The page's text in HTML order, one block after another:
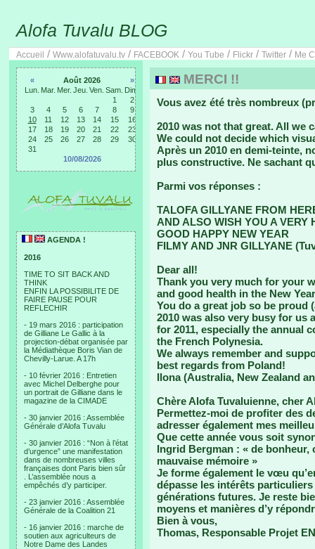
Alofa Tuvalu BLOG
Accueil / Www.alofatuvalu.tv / FACEBOOK / You Tube / Flickr / Twitter / Me
« Août 2026
»
Lun. Mar. Mer. Jeu. Ven. Sam. Dim.
1
2
3
4 5 6 7 8
9
10
11 12 13 14 15
16
17
18 19 20 21 22
23
24
25 26 27 28 29
30
31
10/08/2026
AGENDA !
2016
TIME TO SIT BACK AND
THINK
ENFIN LA POSSIBILITE DE
FAIRE PAUSE POUR
REFLECHIR
- 19 mars 2016 : participation
de Gilliane Le Gallic à la
projection-débat organisée par
la Médiathèque Boris Vian de
Chevilly-Larue. A 17h
- 10 février 2016 : Entretien
avec Michel Delberghe pour
un portrait de Gilliane dans le
magazine de la CIMADE
- 30 janvier 2016 : Assemblée
Générale d’Alofa Tuvalu
- 30 janvier 2016 : “Non à l’état
d’urgence” une manifestation
dans de nombreuses villes
françaises dont Paris bien sûr
. L’assemblée nous a
empêchés d’y participer.
- 23 janvier 2016 : Assemblée
Générale de la Coalition 21
- 16 janvier 2016 : marche de
soutien aux agriculteurs de
Notre Dame des Landes
MERCI !!
Vous avez été très nombreux
2010 was not that great. All we
We could not decide which
Après un 2010 en demi-teinte,
plus constructive. Ne sachant
Parmi vos réponses :
TALOFA GILLYANE FROM
AND ALSO WISH YOU A VERY
GOOD HAPPY NEW YEAR
FILMY AND JNR GILLYANE
Dear all!
Thank you very much for your
and good health in the New
You do a great job so be proud
2010 was also very busy for us
for 2011, especially the annual
the French Polynesia.
We always remember and
best regards from Poland!
Ilona (Australia, New Zealand
Chère Alofa Tuvaluienne, cher
Permettez-moi de profiter des
adresser également mes
Que cette année vous soit
Ingrid Bergman : « de bonheur,
mauvaise mémoire »
Je forme également le vœu
dépasse les intérêts
générations futures. Je reste
moyens et manières d’y
Bien à vous,
Thomas, Responsable Projet